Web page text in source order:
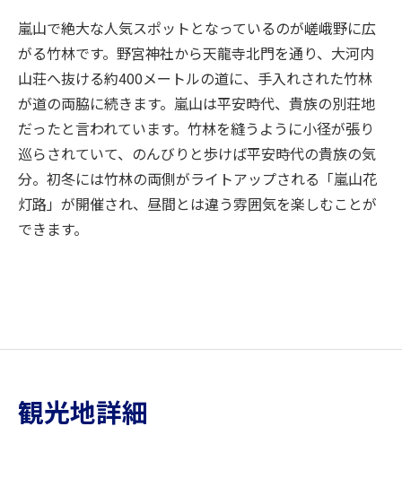
嵐山で絶大な人気スポットとなっているのが嵯峨野に広
がる竹林です。野宮神社から天龍寺北門を通り、大河内
山荘へ抜ける約400メートルの道に、手入れされた竹林
が道の両脇に続きます。嵐山は平安時代、貴族の別荘地
だったと言われています。竹林を縫うように小径が張り
巡らされていて、のんびりと歩けば平安時代の貴族の気
分。初冬には竹林の両側がライトアップされる「嵐山花
灯路」が開催され、昼間とは違う雰囲気を楽しむことが
できます。
観光地詳細